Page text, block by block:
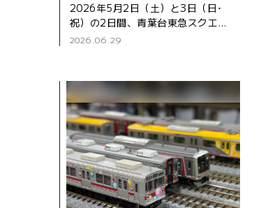
2026年5月2日（土）と3日（日･
祝）の2日間、青葉台東急スクエア
で、地産地消を身近に楽しむイベン
2026.06.29